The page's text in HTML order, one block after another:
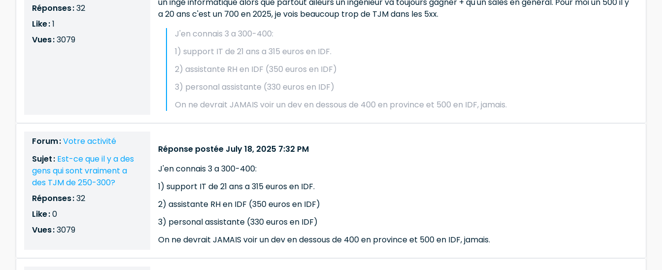
Réponses :32
Like :1
Vues :3079
a 20 ans c'est un 700 en 2025, je vois beaucoup trop de TJM dans les 5xx.
J'en connais 3 a 300-400:
1) support IT de 21 ans a 315 euros en IDF.
2) assistante RH en IDF (350 euros en IDF)
3) personal assistante (330 euros en IDF)
On ne devrait JAMAIS voir un dev en dessous de 400 en province et 500 en IDF, jamais.
Forum :Votre activité
Sujet : Est-ce que il y a des
gens qui sont vraiment a
des TJM de 250-300?
Réponses :32
Like :0
Vues :3079
Réponse postée July 18, 2025 7:32 PM
J'en connais 3 a 300-400:
1) support IT de 21 ans a 315 euros en IDF.
2) assistante RH en IDF (350 euros en IDF)
3) personal assistante (330 euros en IDF)
On ne devrait JAMAIS voir un dev en dessous de 400 en province et 500 en IDF, jamais.